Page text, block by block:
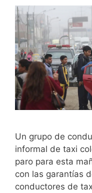
Un grupo de
informal de taxi
paro para esta
con las garantías
conductores de